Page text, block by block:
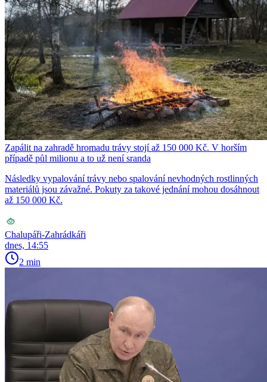
Zapálit na zahradě hromadu trávy stojí až 150 000 Kč. V horším
případě půl milionu a to už není sranda
Následky vypalování trávy nebo spalování nevhodných rostlinných
materiálů jsou závažné. Pokuty za takové jednání mohou dosáhnout
až 150 000 Kč.
Chalupáři-Zahrádkáři
dnes, 14:55
2 min